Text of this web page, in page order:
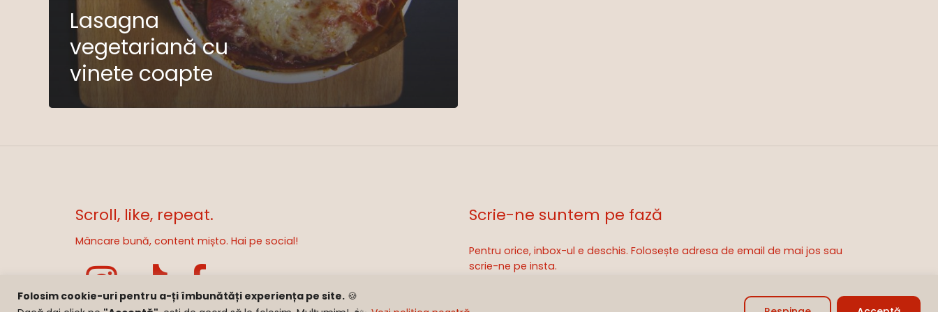
Folosim cookie-uri pentru a-ți îmbunătăți experiența pe site. 🍪
Sub-total:
Finalizare
Lasagna
vegetariană cu
vinete coapte
Scroll, like, repeat.
Mâncare bună, content mișto. Hai pe social!
Scrie-ne suntem pe fază
Pentru orice, inbox-ul e deschis. Folosește adresa de email de mai jos sau
scrie-ne pe insta.